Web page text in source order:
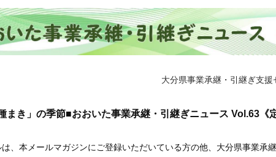
大分県事業承継・引継ぎ支
まき」の季節■おおいた事業承継・引継ぎニュース Vol.63《
は、本メールマガジンにご登録いただいている方の他、大分県事業承